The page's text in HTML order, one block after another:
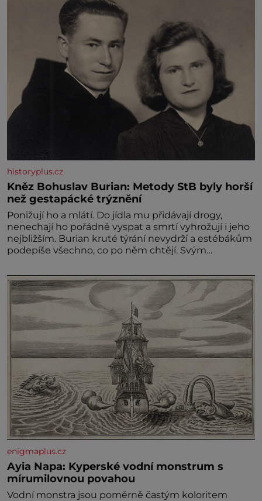
historyplus.cz
Kněz Bohuslav Burian: Metody StB byly horší
než gestapácké trýznění
Ponižují ho a mlátí. Do jídla mu přidávají drogy,
nenechají ho pořádně vyspat a smrtí vyhrožují i jeho
nejbližším. Burian kruté týrání nevydrží a estébákům
podepíše všechno, co po něm chtějí. Svým
výslechů nikdo nevyvíjel fyzický ani psychický nátlak.
Syn brněnského řezníka chce být knězem a
enigmaplus.cz
Ayia Napa: Kyperské vodní monstrum s
mírumilovnou povahou
Vodní monstra jsou poměrně častým koloritem